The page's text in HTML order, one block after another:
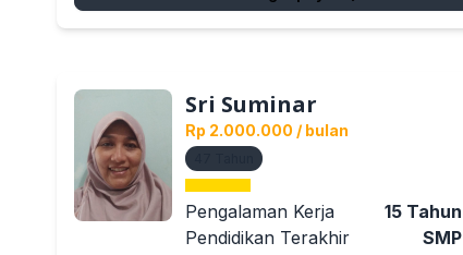
Sri Suminar
Rp 2.000.000 / bulan
Pengalaman Kerja 15 Tahun
Pendidikan Terakhir
SMP